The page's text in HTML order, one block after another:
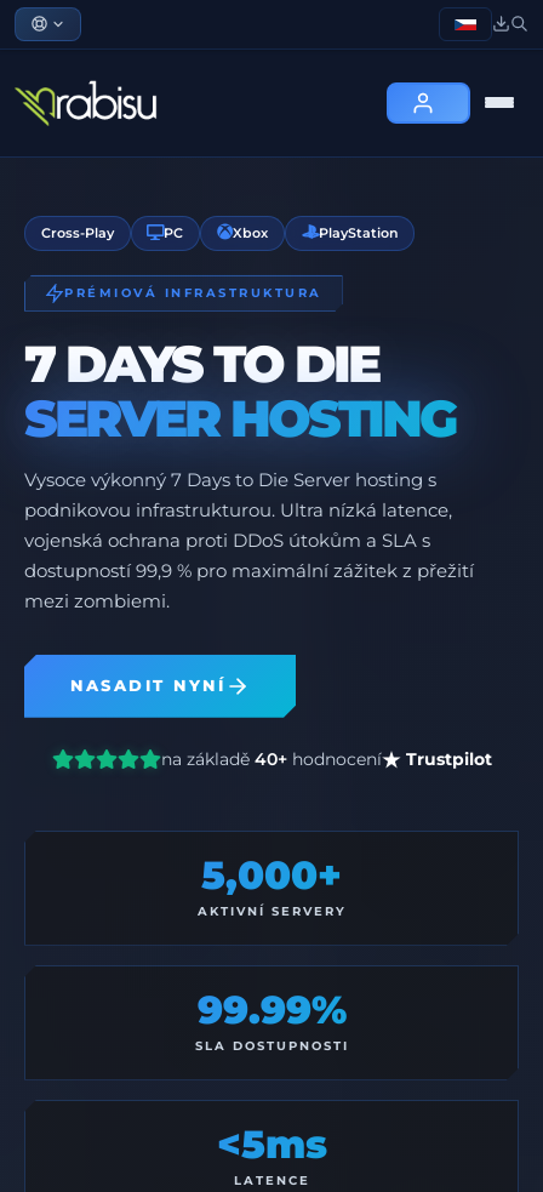
Cross-Play PC Xbox PlayStation
PRÉMIOVÁ INFRASTRUKTURA
7 DAYS TO DIE
SERVER HOSTING
Vysoce výkonný 7 Days to Die Server hosting s
podnikovou infrastrukturou. Ultra nízká latence,
vojenská ochrana proti DDoS útokům a SLA s
dostupností 99,9 % pro maximální zážitek z přežití
mezi zombiemi.
NASADIT NYNÍ
na základě 40+hodnocení Trustpilot
5,000+
AKTIVNÍ SERVERY
99.99%
SLA DOSTUPNOSTI
<5ms
LATENCE